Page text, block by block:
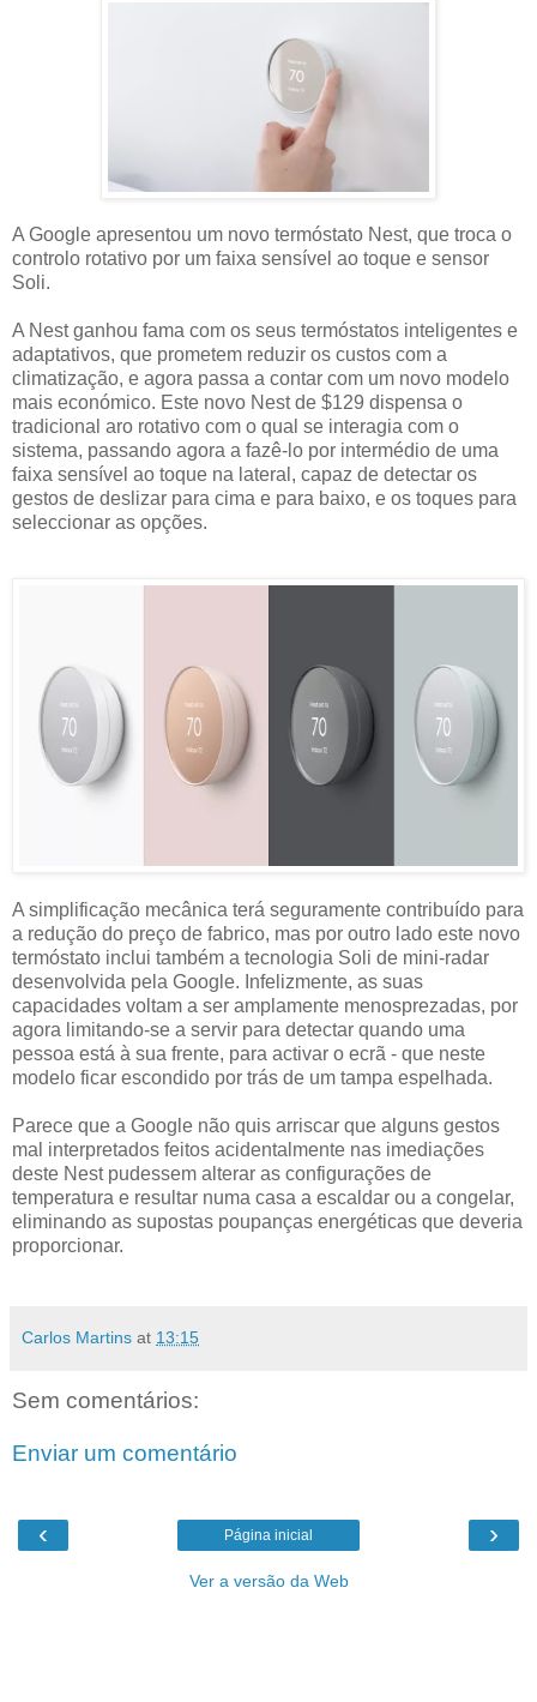
A Google apresentou um novo termóstato Nest, que troca o
controlo rotativo por um faixa sensível ao toque e sensor
Soli.
A Nest ganhou fama com os seus termóstatos inteligentes e
adaptativos, que prometem reduzir os custos com a
climatização, e agora passa a contar com um novo modelo
mais económico. Este novo Nest de $129 dispensa o
tradicional aro rotativo com o qual se interagia com o
sistema, passando agora a fazê-lo por intermédio de uma
faixa sensível ao toque na lateral, capaz de detectar os
gestos de deslizar para cima e para baixo, e os toques para
seleccionar as opções.
A simplificação mecânica terá seguramente contribuído para
a redução do preço de fabrico, mas por outro lado este novo
termóstato inclui também a tecnologia Soli de mini-radar
desenvolvida pela Google. Infelizmente, as suas
capacidades voltam a ser amplamente menosprezadas, por
agora limitando-se a servir para detectar quando uma
pessoa está à sua frente, para activar o ecrã - que neste
modelo ficar escondido por trás de um tampa espelhada.
Parece que a Google não quis arriscar que alguns gestos
mal interpretados feitos acidentalmente nas imediações
deste Nest pudessem alterar as configurações de
temperatura e resultar numa casa a escaldar ou a congelar,
eliminando as supostas poupanças energéticas que deveria
proporcionar.
Carlos Martins at 13:15
Sem comentários:
Enviar um comentário
‹ ›
Página inicial
Ver a versão da Web